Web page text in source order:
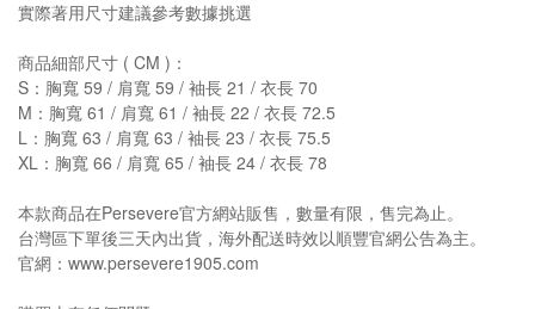
實際著用尺寸建議參考數據挑選
商品細部尺寸 ( CM )：
S：胸寬 59 / 肩寬 59 / 袖長 21 / 衣長 70
M：胸寬 61 / 肩寬 61 / 袖長 22 / 衣長 72.5
L：胸寬 63 / 肩寬 63 / 袖長 23 / 衣長 75.5
XL：胸寬 66 / 肩寬 65 / 袖長 24 / 衣長 78
本款商品在Persevere官方網站販售，數量有限，售完為止。
台灣區下單後三天內出貨，海外配送時效以順豐官網公告為主。
官網：www.persevere1905.com